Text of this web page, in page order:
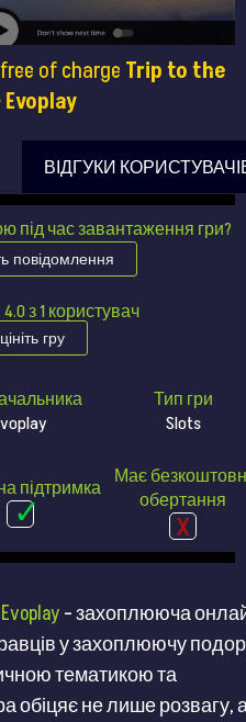
of charge Trip to the
ВІДГУКИ
під час завантаження гри?
повідомлення
4.0з1користувач
гру
Тип гри
Slots
підтримка Має
обертання
Evoplay – захоплююча
у захоплюючу
тематикою та
обіцяє не лише розвагу,